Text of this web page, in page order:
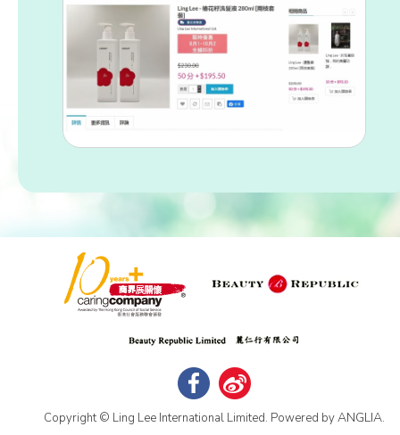
Copyright © Ling Lee International Limited. Powered byANGLIA.